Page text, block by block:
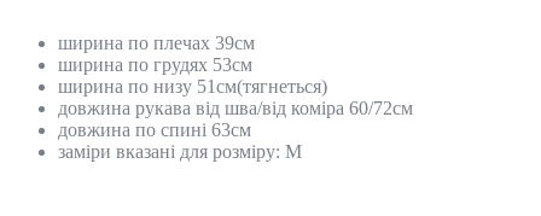
ширина по плечах 39см
ширина по грудях 53см
ширина по низу 51см(тягнеться)
довжина рукава від шва/від коміра 60/72см
довжина по спині 63см
заміри вказані для розміру: М